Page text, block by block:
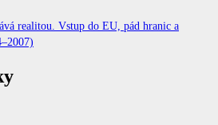
realitou. Vstup do EU, pád hranic a